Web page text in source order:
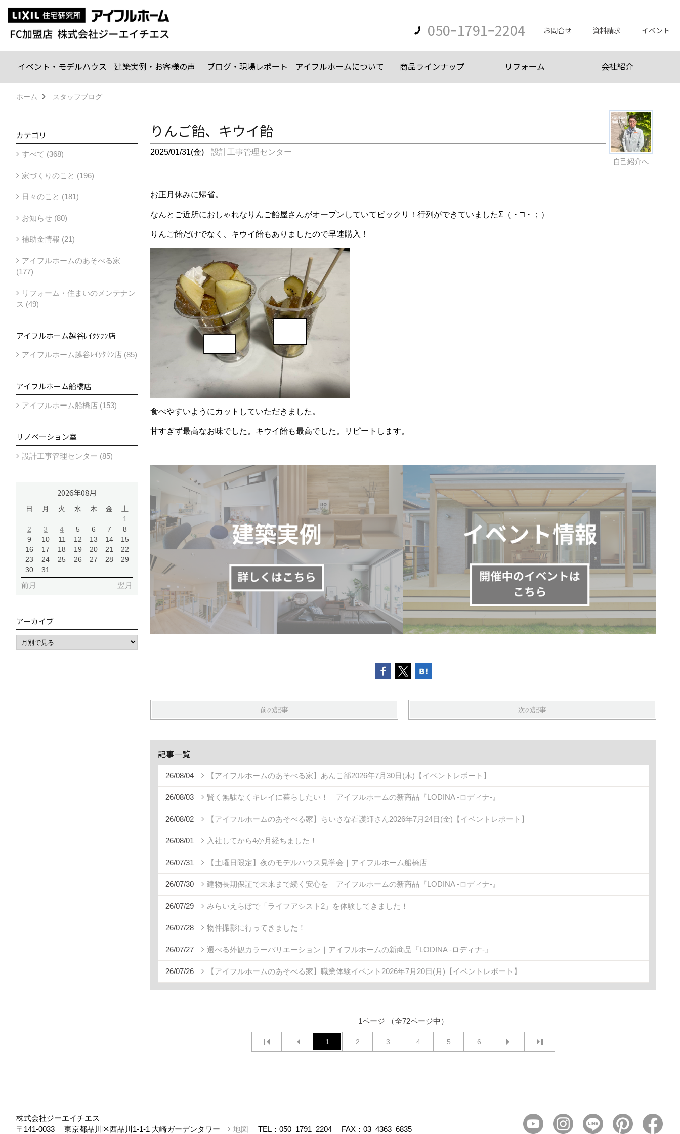
050ｰ1791ｰ2204 お問合せ 資料請求 イベント
イベント・モデルハウス 建築実例・お客様の声 ブログ・現場レポート アイフルホームについて 商品ラインナップ リフォーム 会社紹介
ホーム スタッフブログ
自己紹介へ
りんご飴、キウイ飴
2025/01/31(金) 設計工事管理センター
お正月休みに帰省。
なんとご近所におしゃれな りんご飴屋さんがオープンしていてビックリ！ 行列ができていましたΣ（・□・；）
りんご飴だけでなく、キウイ飴もありましたので早速購入！
食べやすいようにカットしていただきました。
甘すぎず最高なお味でした。キウイ飴も最高でした。リピートします。
前の記事 次の記事
記事一覧
26/08/04 【アイフルホームのあそべる家】あんこ部2026年7月30日(木)【イベントレポート】
26/08/03 賢く無駄なくキレイに暮らしたい！｜アイフルホームの新商品『LODINA -ロディナ-』
26/08/02 【アイフルホームのあそべる家】ちいさな看護師さん2026年7月24日(金)【イベントレポート】
26/08/01 入社してから4か月経ちました！
26/07/31 【土曜日限定】夜のモデルハウス見学会｜アイフルホーム船橋店
26/07/30 建物長期保証で未来まで続く安心を｜アイフルホームの新商品『LODINA -ロディナ-』
26/07/29 みらいえらぼで「ライフアシスト2」を体験してきました！
26/07/28 物件撮影に行ってきました！
26/07/27 選べる外観カラーバリエーション｜アイフルホームの新商品『LODINA -ロディナ-』
26/07/26 【アイフルホームのあそべる家】職業体験イベント2026年7月20日(月)【イベントレポート】
1ページ （全72ページ中）
1 2 3 4 5 6
カテゴリ
すべて (368)
家づくりのこと (196)
日々のこと (181)
お知らせ (80)
補助金情報 (21)
アイフルホームのあそべる家
(177)
リフォーム・住まいのメンテナン
ス (49)
アイフルホーム越谷ﾚｲｸﾀｳﾝ店
アイフルホーム越谷ﾚｲｸﾀｳﾝ店 (85)
アイフルホーム船橋店
アイフルホーム船橋店 (153)
リノベーション室
設計工事管理センター (85)
2026年08月
日 月 火 水 木 金
土
1
2
3 4 5 6 7
8
9
10 11 12 13 14
15
16
17 18 19 20 21
22
23
24 25 26 27 28
29
30
31
前月 翌月
アーカイブ
株式会社ジーエイチエス
〒141-0033
東京都品川区西品川1-1-1 大崎ガーデンタワー 地図 TEL： 050ｰ1791ｰ2204 FAX：03ｰ4363ｰ6835